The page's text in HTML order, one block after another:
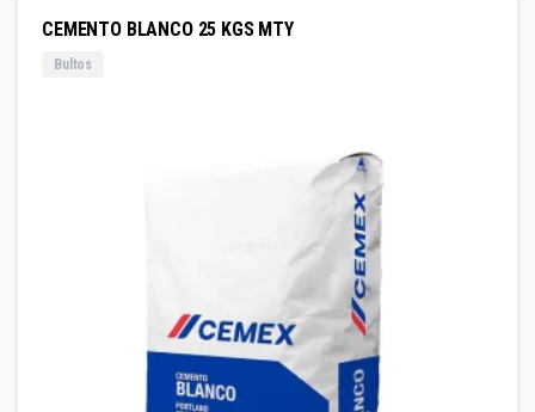
CEMENTO BLANCO 25 KGS MTY
Bultos